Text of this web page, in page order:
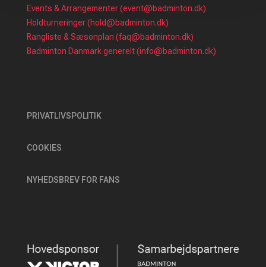
Events & Arrangementer (event@badminton.dk)
Holdturneringer (hold@badminton.dk)
Rangliste & Sæsonplan (faq@badminton.dk)
Badminton Danmark generelt (info@badminton.dk)
PRIVATLIVSPOLITIK
COOKIES
NYHEDSBREV FOR FANS